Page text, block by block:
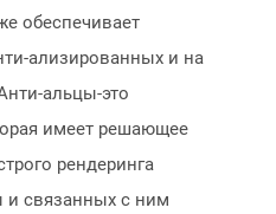
обеспечивает
ализированных и на
альцы-это
имеет решающее
рендеринга
и связанных с ним